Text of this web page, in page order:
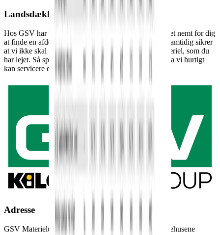
Landsdækkende service
Hos GSV har vi afdelinger i hele landet, hvilket gør det nemt for dig
at finde en afdeling tæt på dig og dit projekt, og som samtidig sikrer
at vi ikke skal så langt, hvis vi skal have udskiftet materiel, som du
har lejet. Så spilder vi ikke kostbar tid på dit projekt, da vi hurtigt
kan servicere dig.
Adresse
GSV Materieludlejning A/S Baldersbuen 5 2640 Hedehusene